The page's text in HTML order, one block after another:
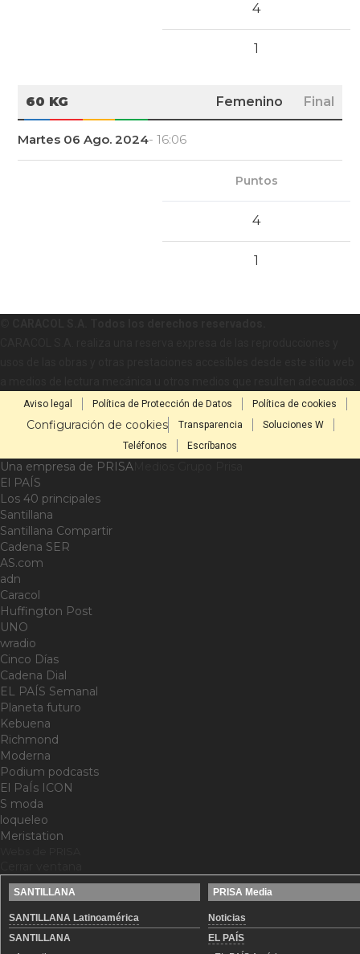
4
1
60 KG Femenino Final
Martes 06 Ago. 2024- 16:06
Puntos
4
1
Aviso legal Política de Protección de Datos Política de cookies
Configuración de cookies Transparencia
Soluciones W
Teléfonos
Escríbanos
Una empresa de PRISA
El PAÍS
Los 40 principales
Santillana
Santillana Compartir
Cadena SER
AS.com
adn
Caracol
Huffington Post
UNO
wradio
Cinco Días
Cadena Dial
EL PAÍS Semanal
Planeta futuro
Kebuena
Richmond
Moderna
Podium podcasts
El PaÍs ICON
S moda
loqueleo
Meristation